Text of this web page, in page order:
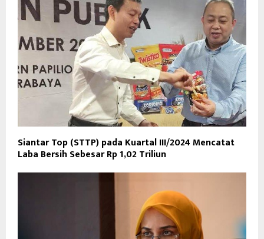
Siantar Top (STTP) pada Kuartal III/2024 Mencatat
Laba Bersih Sebesar Rp 1,02 Triliun